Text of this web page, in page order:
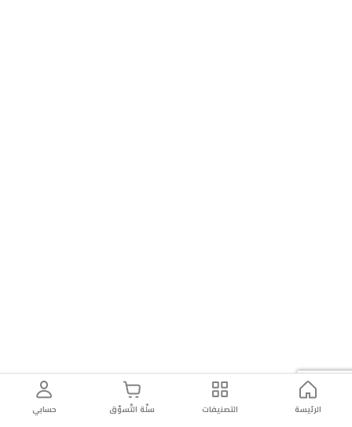
الرئيسة التصنيفات سلّة التّسوّق حسابي